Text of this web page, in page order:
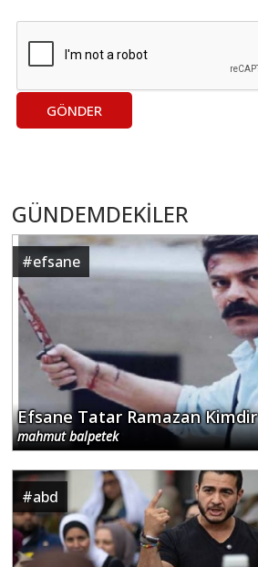
GÖNDER
GÜNDEMDEKİLER
#efsane
Efsane Tatar Ramazan Kimdir
mahmut balpetek
#abd